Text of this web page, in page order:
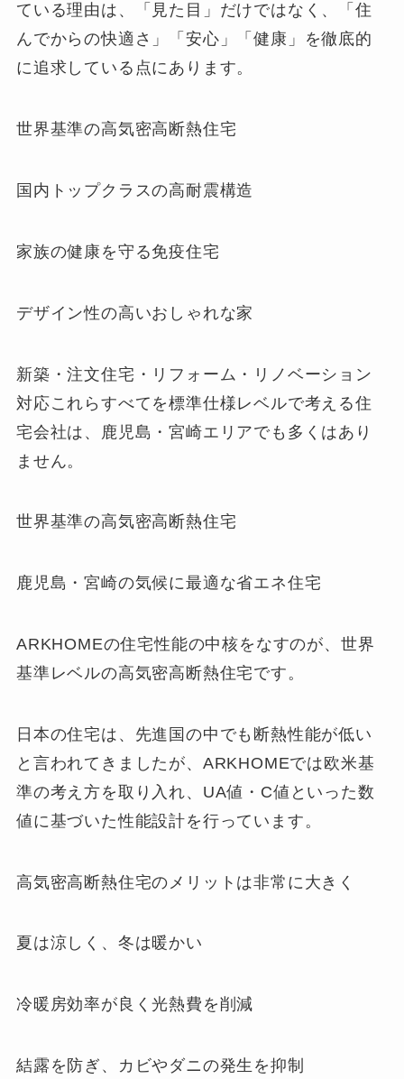
ている理由は、「見た目」だけではなく、「住
んでからの快適さ」「安心」「健康」を徹底的
に追求している点にあります。
世界基準の高気密高断熱住宅
国内トップクラスの高耐震構造
家族の健康を守る免疫住宅
デザイン性の高いおしゃれな家
新築・注文住宅・リフォーム・リノベーション
対応これらすべてを標準仕様レベルで考える住
宅会社は、鹿児島・宮崎エリアでも多くはあり
ません。
世界基準の高気密高断熱住宅
鹿児島・宮崎の気候に最適な省エネ住宅
ARKHOMEの住宅性能の中核をなすのが、世界
基準レベルの高気密高断熱住宅です。
日本の住宅は、先進国の中でも断熱性能が低い
と言われてきましたが、ARKHOMEでは欧米基
準の考え方を取り入れ、UA値・C値といった数
値に基づいた性能設計を行っています。
高気密高断熱住宅のメリットは非常に大きく
夏は涼しく、冬は暖かい
冷暖房効率が良く光熱費を削減
結露を防ぎ、カビやダニの発生を抑制